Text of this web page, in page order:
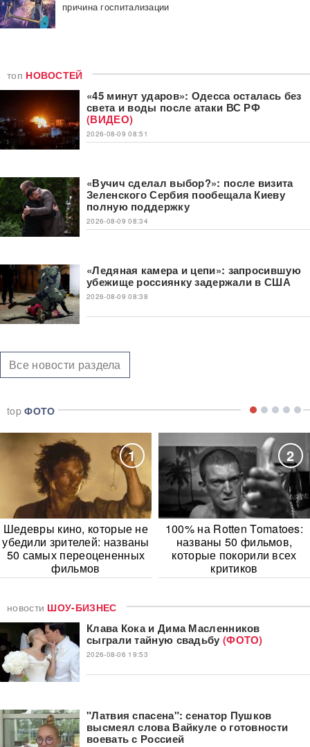
причина госпитализации
топ НОВОСТЕЙ
«45 минут ударов»: Одесса осталась без
света и воды после атаки ВС РФ
(ВИДЕО)
2026-08-09 08:51
«Вучич сделал выбор?»: после визита
Зеленского Сербия пообещала Киеву
полную поддержку
2026-08-09 08:34
«Ледяная камера и цепи»: запросившую
убежище россиянку задержали в США
2026-08-09 08:38
Все новости раздела
topФОТО
1
Шедевры кино, которые не
убедили зрителей: названы
50 самых переоцененных
фильмов
2
100% на Rotten Tomatoes:
названы 50 фильмов,
которые покорили всех
критиков
новости ШОУ-БИЗНЕС
Клава Кока и Дима Масленников
сыграли тайную свадьбу (ФОТО)
2026-08-06 19:53
"Латвия спасена": сенатор Пушков
высмеял слова Вайкуле о готовности
воевать с Россией